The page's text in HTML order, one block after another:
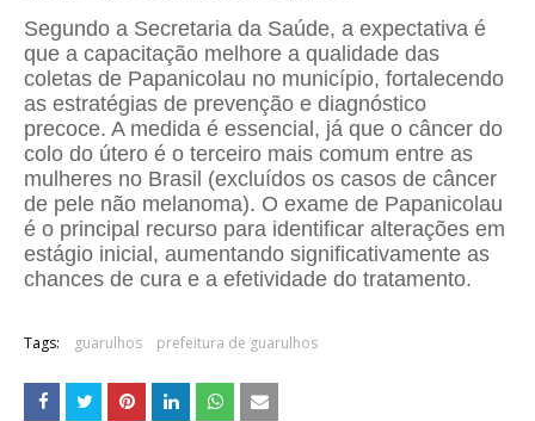
Segundo a Secretaria da Saúde, a expectativa é
que a capacitação melhore a qualidade das
coletas de Papanicolau no município, fortalecendo
as estratégias de prevenção e diagnóstico
precoce. A medida é essencial, já que o câncer do
colo do útero é o terceiro mais comum entre as
mulheres no Brasil (excluídos os casos de câncer
de pele não melanoma). O exame de Papanicolau
é o principal recurso para identificar alterações em
estágio inicial, aumentando significativamente as
chances de cura e a efetividade do tratamento.
Tags: guarulhos prefeitura de guarulhos